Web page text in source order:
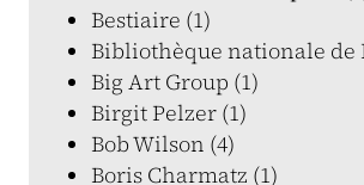
Bestiaire (1)
Bibliothèque nationale de
Big Art Group (1)
Birgit Pelzer (1)
Bob Wilson (4)
Boris Charmatz (1)